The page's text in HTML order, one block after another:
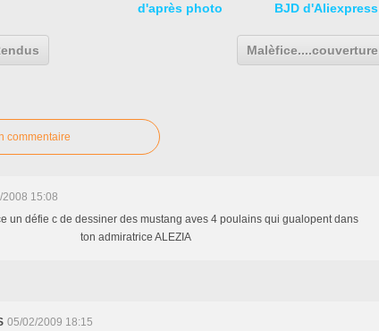
d'après photo
BJD d'Aliexpress
Malèfice....couverture
commentaire
2008 15:08
un défie c de dessiner des mustang aves 4 poulains qui gualopent dans
ton admiratrice ALEZIA
05/02/2009 18:15